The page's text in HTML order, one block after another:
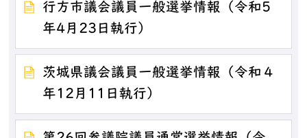
行方市議会議員一般選挙情報（令和5
年4月23日執行）
茨城県議会議員一般選挙情報（令和４
年12月11日執行）